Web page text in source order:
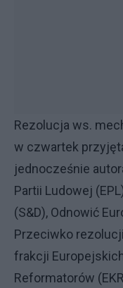
Rezolucja ws.
w czwartek
jednocześnie
Partii Ludowej
(S&D), Odnowić
Przeciwko
frakcji
Reformatorów